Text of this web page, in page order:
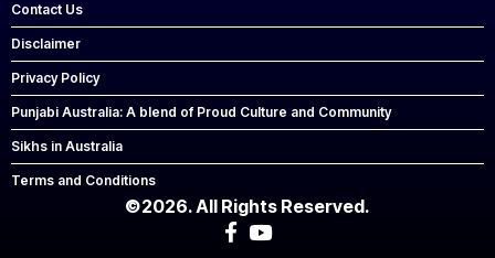
Contact Us
Disclaimer
Privacy Policy
Punjabi Australia: A blend of Proud Culture and Community
Sikhs in Australia
Terms and Conditions
©2026. All Rights Reserved.